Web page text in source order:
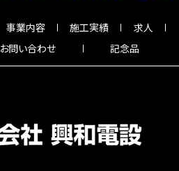
事業内容 施工実績
求人
お問い合わせ 記念品